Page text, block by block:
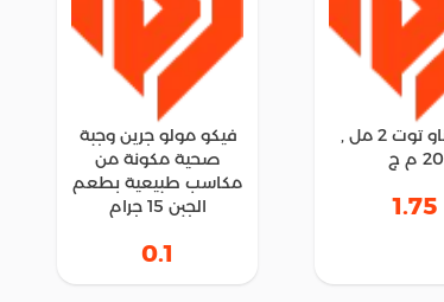
فييف ناو توت 2 مل ,
20 م ج
1.75
فيكو مولو جرين وجبة
صحية مكونة من
مكاسب طبيعية بطعم
الجبن 15 جرام
0.1